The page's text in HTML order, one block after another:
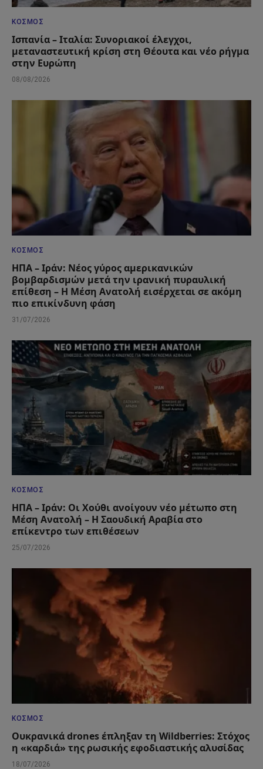
ΚΌΣΜΟΣ
Ισπανία – Ιταλία: Συνοριακοί έλεγχοι,
μεταναστευτική κρίση στη Θέουτα και νέο ρήγμα
στην Ευρώπη
08/08/2026
ΚΌΣΜΟΣ
ΗΠΑ – Ιράν: Νέος γύρος αμερικανικών
βομβαρδισμών μετά την ιρανική πυραυλική
επίθεση – Η Μέση Ανατολή εισέρχεται σε ακόμη
πιο επικίνδυνη φάση
31/07/2026
ΚΌΣΜΟΣ
ΗΠΑ – Ιράν: Οι Χούθι ανοίγουν νέο μέτωπο στη
Μέση Ανατολή – Η Σαουδική Αραβία στο
επίκεντρο των επιθέσεων
25/07/2026
ΚΌΣΜΟΣ
Ουκρανικά drones έπληξαν τη Wildberries: Στόχος
η «καρδιά» της ρωσικής εφοδιαστικής αλυσίδας
18/07/2026